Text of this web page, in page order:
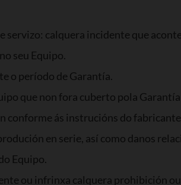
servizo: calquera incidente que
seu Equipo.
o período de Garantía.
que non fora cuberto pola
conforme ás instrucións do
en serie, así como danos
Equipo.
ou infrinxa calquera prohibición